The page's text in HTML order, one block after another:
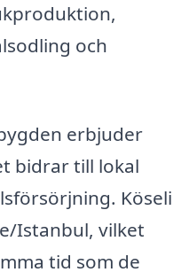
och
erbjuder
bidrar till lokal
Köseli
Istanbul, vilket
tid som de